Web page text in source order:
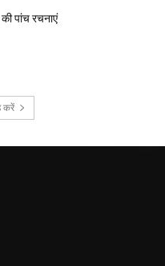
पांच रचनाएं
करें